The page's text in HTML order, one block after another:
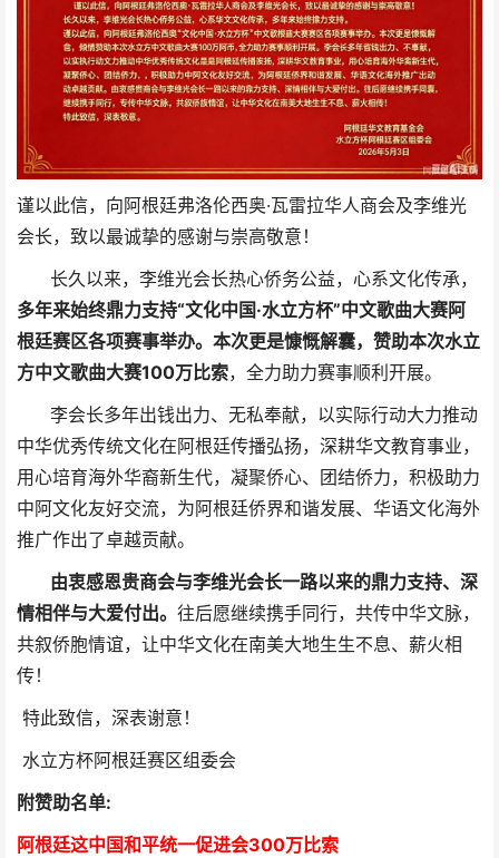
谨以此信，向阿根廷弗洛伦西奥·瓦雷拉华人商会及李维光
会长，致以最诚挚的感谢与崇高敬意！
长久以来，李维光会长热心侨务公益，心系文化传承，
多年来始终鼎力支持“文化中国·水立方杯”中文歌曲大赛阿
根廷赛区各项赛事举办。本次更是慷慨解囊，赞助本次水立
方中文歌曲大赛100万比索，全力助力赛事顺利开展。
李会长多年出钱出力、无私奉献，以实际行动大力推动
中华优秀传统文化在阿根廷传播弘扬，深耕华文教育事业，
用心培育海外华裔新生代，凝聚侨心、团结侨力，积极助力
中阿文化友好交流，为阿根廷侨界和谐发展、华语文化海外
推广作出了卓越贡献。
由衷感恩贵商会与李维光会长一路以来的鼎力支持、深
情相伴与大爱付出。 往后愿继续携手同行，共传中华文脉，
共叙侨胞情谊，让中华文化在南美大地生生不息、薪火相
传！
特此致信，深表谢意！
水立方杯阿根廷赛区组委会
附赞助名单:
阿根廷这中国和平统一促进会300万比索